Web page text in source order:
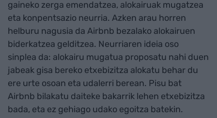
gaineko zerga emendatzea, alokairuak mugatzea
eta konpentsazio neurria. Azken arau horren
helburu nagusia da Airbnb bezalako alokairuen
biderkatzea gelditzea. Neurriaren ideia oso
sinplea da: alokairu mugatua proposatu nahi duen
jabeak gisa bereko etxebizitza alokatu behar du
ere urte osoan eta udalerri berean. Pisu bat
Airbnb bilakatu daiteke bakarrik lehen etxebizitza
bada, eta ez gehiago udako egoitza batekin.